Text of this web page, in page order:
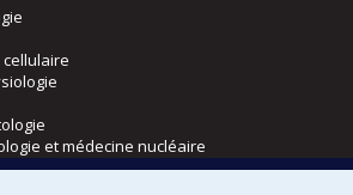
et médecine nucléaire